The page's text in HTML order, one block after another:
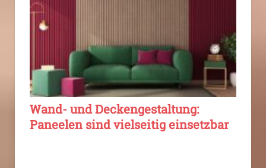
Wand- und Deckengestaltung:
Paneelen sind vielseitig einsetzbar